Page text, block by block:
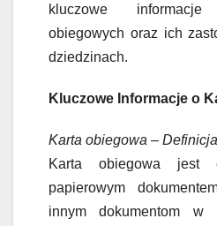
kluczowe
obiegowych oraz ich
dziedzinach.
Kluczowe Informacje o
Karta obiegowa –
Karta obiegowa jest
papierowym
innym dokumentom w